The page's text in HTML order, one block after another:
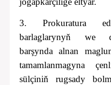
3. Prokuratura
barlaglarynyň we
barşynda alnan
tamamlanmagyna
sülçiniň rugsady